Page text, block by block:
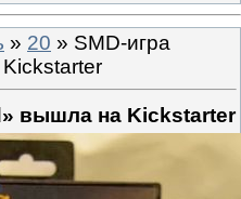
» 20 » SMD-игра
вышла на Kickstarter